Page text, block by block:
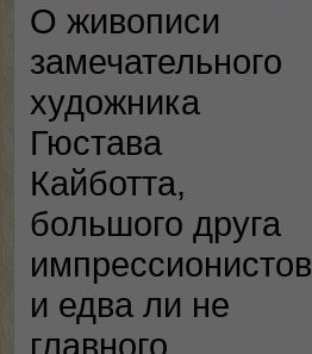
О живописи
замечательного
художника
Гюстава
Кайботта,
большого друга
импрессионистов
и едва ли не
главного